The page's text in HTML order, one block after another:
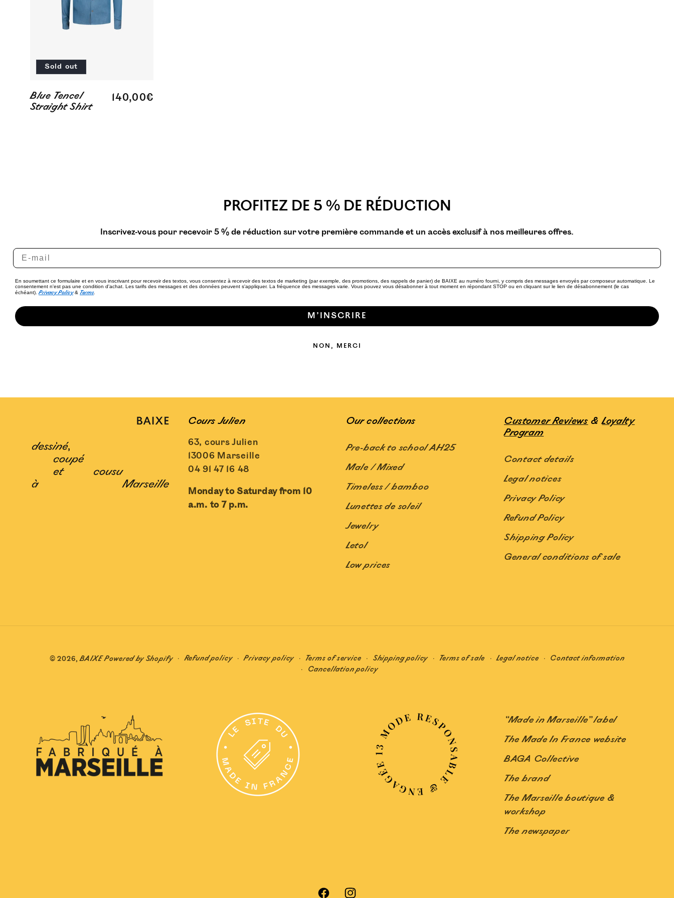
Sold out
Blue Tencel
Straight Shirt
Regular
140,00€
PROFITEZ DE 5 % DE RÉDUCTION
Inscrivez-vous pour recevoir 5 % de réduction sur votre première commande et un accès exclusif à nos meilleures offres.
En soumettant ce formulaire et en vous inscrivant pour recevoir des textos, vous consentez à recevoir des textos de marketing (par exemple, des promotions, des rappels de panier) de BAIXE au numéro fourni, y compris des messages envoyés par composeur automatique. Le
consentement n'est pas une condition d'achat. Les tarifs des messages et des données peuvent s'appliquer. La fréquence des messages varie. Vous pouvez vous désabonner à tout moment en répondant STOP ou en cliquant sur le lien de désabonnement (le cas
échéant).Privacy Policy& Terms.
M’INSCRIRE
NON, MERCI
Cours Julien
63, cours Julien
13006 Marseille
04 91 47 16 48
Monday to Saturday from 10
a.m. to 7 p.m.
Our collections
Pre-back to school AH25
Male / Mixed
Timeless / bamboo
Lunettes de soleil
Jewelry
Letol
Low prices
Customer Reviews&Loyalty
Program
Contact details
Legal notices
Privacy Policy
Refund Policy
Shipping Policy
General conditions of sale
© 2026,BAIXE Powered by Shopify Refund policy Privacy policy Terms of service Shipping policy Terms of sale Legal notice
Contact information
Cancellation policy
“Made in Marseille” label
The Made In France website
BAGA Collective
The brand
The Marseille boutique &
workshop
The newspaper